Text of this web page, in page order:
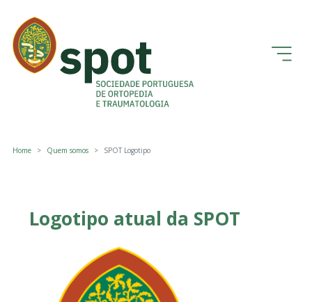
Home Quem somos SPOT Logotipo
Logotipo atual da SPOT